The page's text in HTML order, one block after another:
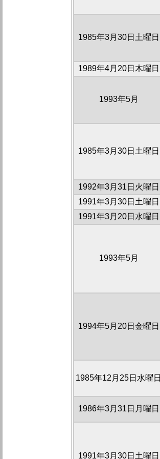
1985年3月30日土曜日
1989年4月20日木曜日
1993年5月
1985年3月30日土曜日
1992年3月31日火曜日
1991年3月30日土曜日
1991年3月20日水曜日
1993年5月
1994年5月20日金曜日
1985年12月25日水曜日
1986年3月31日月曜日
1991年3月30日土曜日